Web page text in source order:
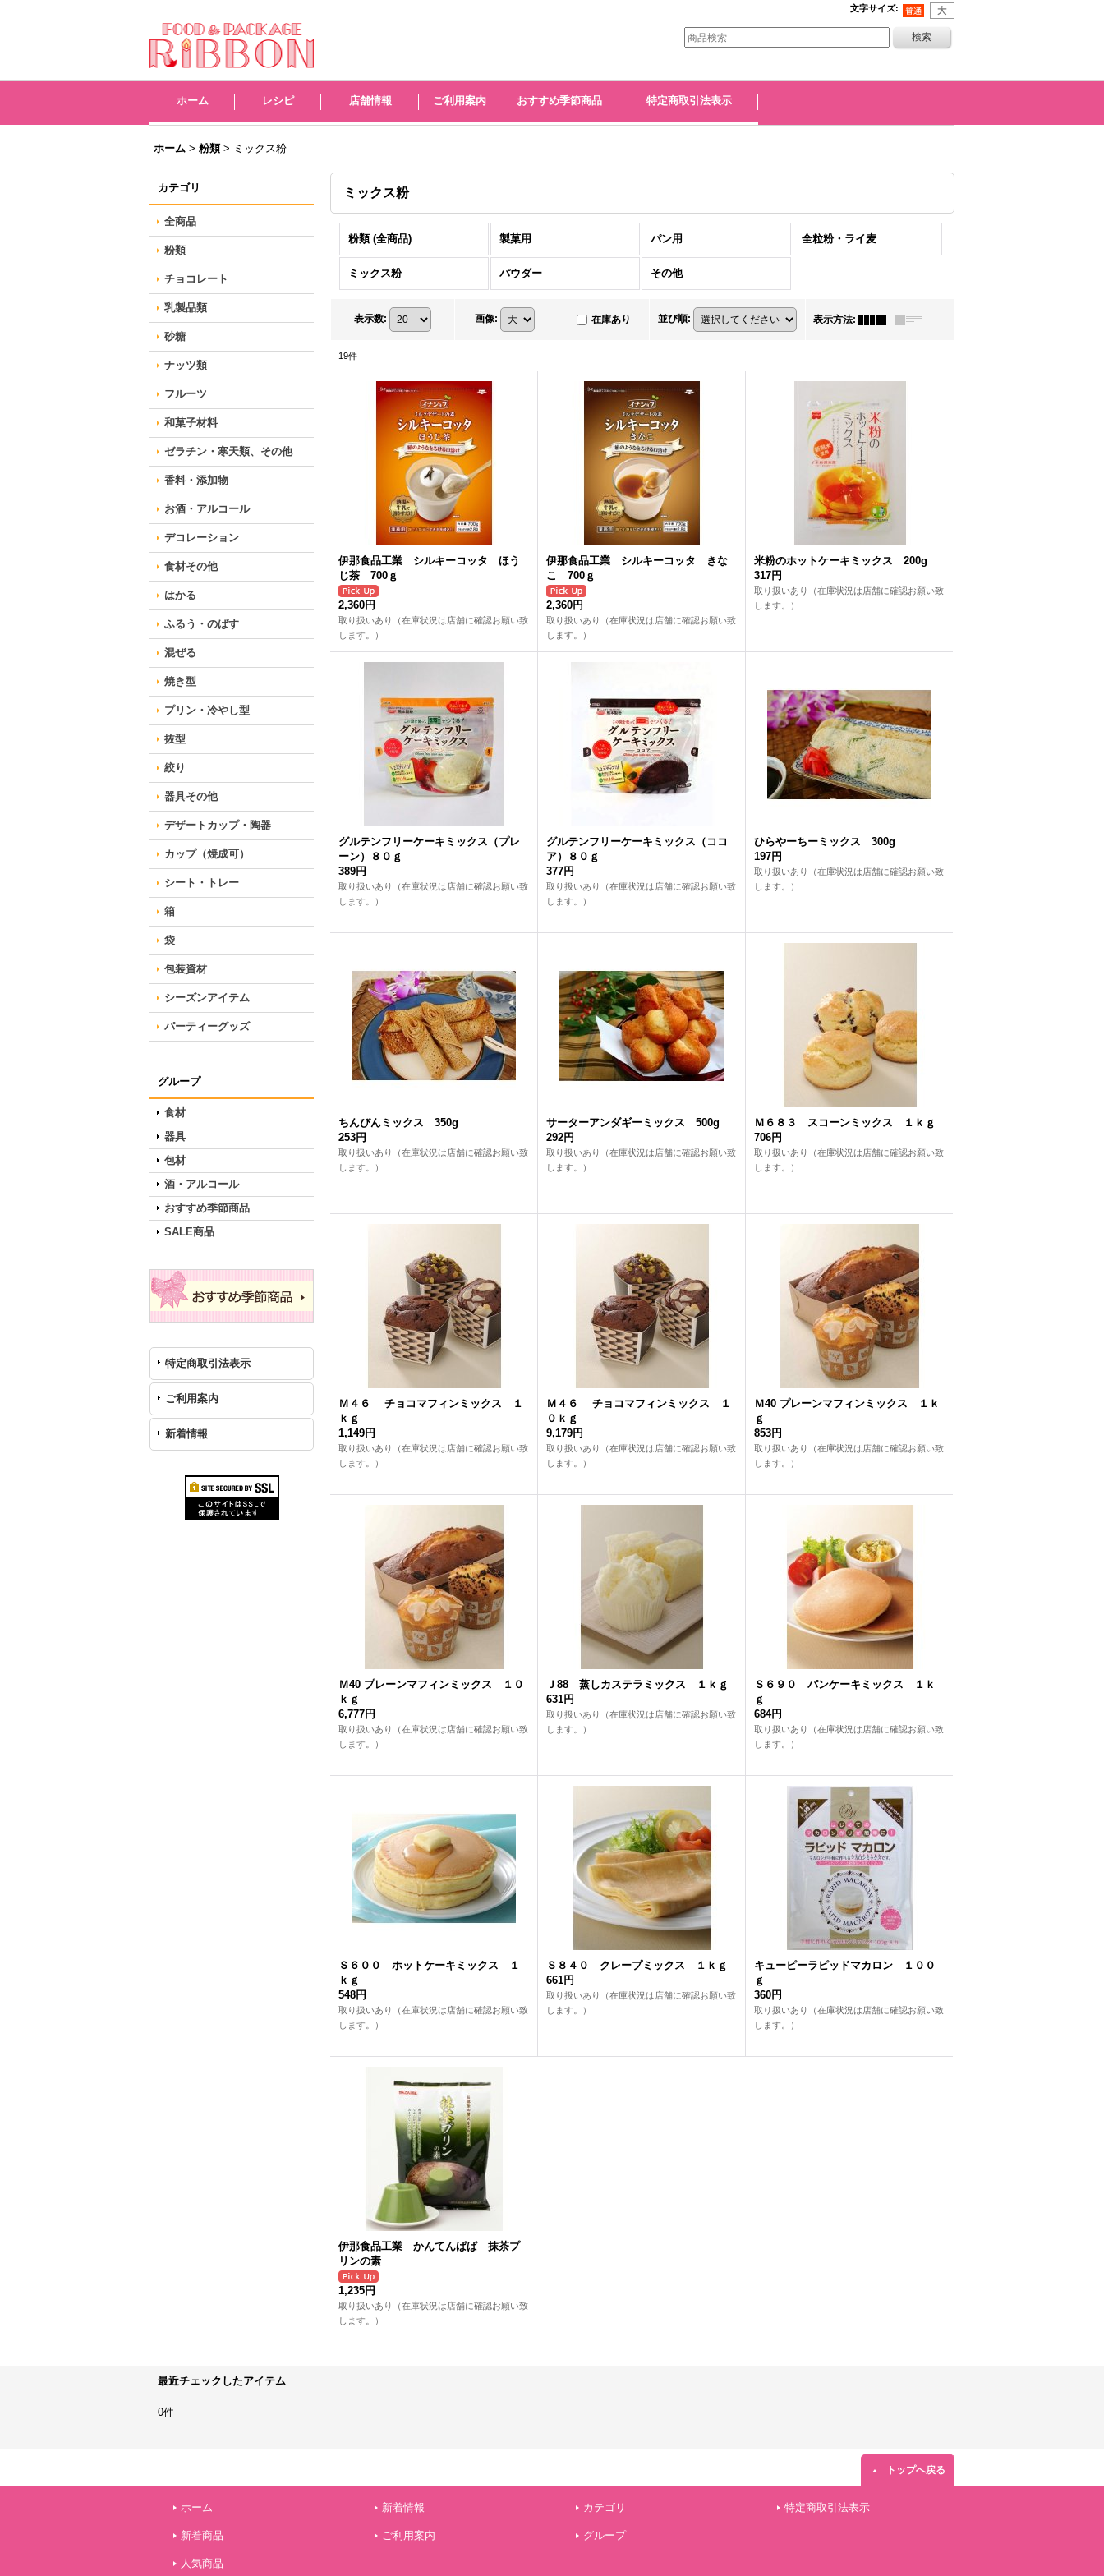
文字サイズ:
レシピ 店舗情報 ご利用案内 おすすめ季節商品 特定商取引法表示
ホーム > 粉類 > ミックス粉
カテゴリ
全商品
粉類
チョコレート
乳製品類
砂糖
ナッツ類
フルーツ
和菓子材料
ゼラチン・寒天類、その他
香料・添加物
お酒・アルコール
デコレーション
食材その他
はかる
ふるう・のばす
混ぜる
焼き型
プリン・冷やし型
抜型
絞り
器具その他
デザートカップ・陶器
カップ（焼成可）
シート・トレー
箱
袋
包装資材
シーズンアイテム
パーティーグッズ
グループ
食材
器具
包材
酒・アルコール
おすすめ季節商品
SALE商品
特定商取引法表示
ご利用案内
新着情報
ミックス粉
粉類 (全商品) 製菓用 パン用 全粒粉・ライ麦
ミックス粉 パウダー その他
表示数: 画像: 在庫あり 並び順: 表示方法:
19件
伊那食品工業 シルキーコッタ ほう
じ茶 700ｇ
2,360円
取り扱いあり（在庫状況は店舗に確認お願い致
します。）
伊那食品工業 シルキーコッタ きな
こ 700ｇ
2,360円
取り扱いあり（在庫状況は店舗に確認お願い致
します。）
米粉のホットケーキミックス 200g
317円
取り扱いあり（在庫状況は店舗に確認お願い致
します。）
グルテンフリーケーキミックス（プレ
ーン）８０ｇ
389円
取り扱いあり（在庫状況は店舗に確認お願い致
します。）
グルテンフリーケーキミックス（ココ
ア）８０ｇ
377円
取り扱いあり（在庫状況は店舗に確認お願い致
します。）
ひらやーちーミックス 300g
197円
取り扱いあり（在庫状況は店舗に確認お願い致
します。）
ちんびんミックス 350g
253円
取り扱いあり（在庫状況は店舗に確認お願い致
します。）
サーターアンダギーミックス 500g
292円
取り扱いあり（在庫状況は店舗に確認お願い致
します。）
Ｍ６８３ スコーンミックス １ｋｇ
706円
取り扱いあり（在庫状況は店舗に確認お願い致
します。）
Ｍ４６ チョコマフィンミックス １
ｋｇ
1,149円
取り扱いあり（在庫状況は店舗に確認お願い致
します。）
Ｍ４６ チョコマフィンミックス １
０ｋｇ
9,179円
取り扱いあり（在庫状況は店舗に確認お願い致
します。）
Ｍ40 プレーンマフィンミックス １ｋ
ｇ
853円
取り扱いあり（在庫状況は店舗に確認お願い致
します。）
Ｍ40 プレーンマフィンミックス １０
ｋｇ
6,777円
取り扱いあり（在庫状況は店舗に確認お願い致
します。）
Ｊ88 蒸しカステラミックス １ｋｇ
631円
取り扱いあり（在庫状況は店舗に確認お願い致
します。）
Ｓ６９０ パンケーキミックス １ｋ
ｇ
684円
取り扱いあり（在庫状況は店舗に確認お願い致
します。）
Ｓ６００ ホットケーキミックス １
ｋｇ
548円
取り扱いあり（在庫状況は店舗に確認お願い致
します。）
Ｓ８４０ クレープミックス １ｋｇ
661円
取り扱いあり（在庫状況は店舗に確認お願い致
します。）
キューピーラピッドマカロン １００
ｇ
360円
取り扱いあり（在庫状況は店舗に確認お願い致
します。）
伊那食品工業 かんてんぱぱ 抹茶プ
リンの素
1,235円
取り扱いあり（在庫状況は店舗に確認お願い致
します。）
最近チェックしたアイテム
0件
トップへ戻る
ホーム
新着商品
人気商品
新着情報
ご利用案内
カテゴリ
グループ
特定商取引法表示